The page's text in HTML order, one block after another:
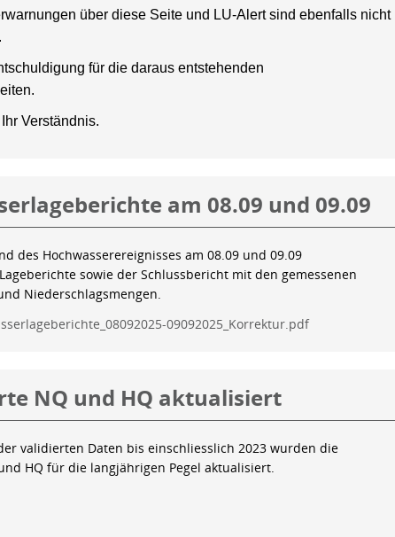
über diese Seite und LU-Alert sind ebenfalls nicht
für die daraus entstehenden
Verständnis.
am 08.09 und 09.09
des Hochwasserereignisses am 08.09 und 09.09
sowie der Schlussbericht mit den gemessenen
Niederschlagsmengen.
09092025_Korrektur.pdf
NQ und HQ aktualisiert
validierten Daten bis einschliesslich 2023 wurden die
HQ für die langjährigen Pegel aktualisiert.